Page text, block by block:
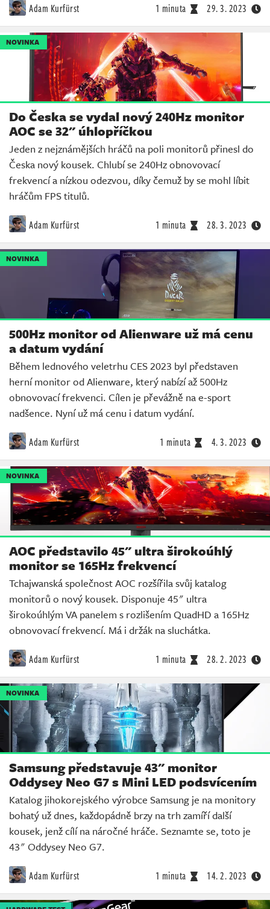
Adam Kurfürst 1 minuta 29. 3. 2023
NOVINKA
Do Česka se vydal nový 240Hz monitor
AOC se 32" úhlopříčkou
Jeden z nejznámějších hráčů na poli monitorů přinesl do
Česka nový kousek. Chlubí se 240Hz obnovovací
frekvencí a nízkou odezvou, díky čemuž by se mohl líbit
hráčům FPS titulů.
Adam Kurfürst 1 minuta 28. 3. 2023
NOVINKA
500Hz monitor od Alienware už má cenu
a datum vydání
Během lednového veletrhu CES 2023 byl představen
herní monitor od Alienware, který nabízí až 500Hz
obnovovací frekvenci. Cílen je převážně na e-sport
nadšence. Nyní už má cenu i datum vydání.
Adam Kurfürst 1 minuta 4. 3. 2023
NOVINKA
AOC představilo 45" ultra širokoúhlý
monitor se 165Hz frekvencí
Tchajwanská společnost AOC rozšířila svůj katalog
monitorů o nový kousek. Disponuje 45" ultra
širokoúhlým VA panelem s rozlišením QuadHD a 165Hz
obnovovací frekvencí. Má i držák na sluchátka.
Adam Kurfürst 1 minuta 28. 2. 2023
NOVINKA
Samsung představuje 43" monitor
Oddysey Neo G7 s Mini LED podsvícením
Katalog jihokorejského výrobce Samsung je na monitory
bohatý už dnes, každopádně brzy na trh zamíří další
kousek, jenž cílí na náročné hráče. Seznamte se, toto je
43" Oddysey Neo G7.
Adam Kurfürst 1 minuta 14. 2. 2023